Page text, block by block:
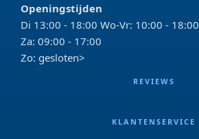
Openingstijden
Di 13:00 - 18:00 Wo-Vr: 10:00 - 18:00
Za: 09:00 - 17:00
Zo: gesloten>
REVIEWS
KLANTENSERVICE